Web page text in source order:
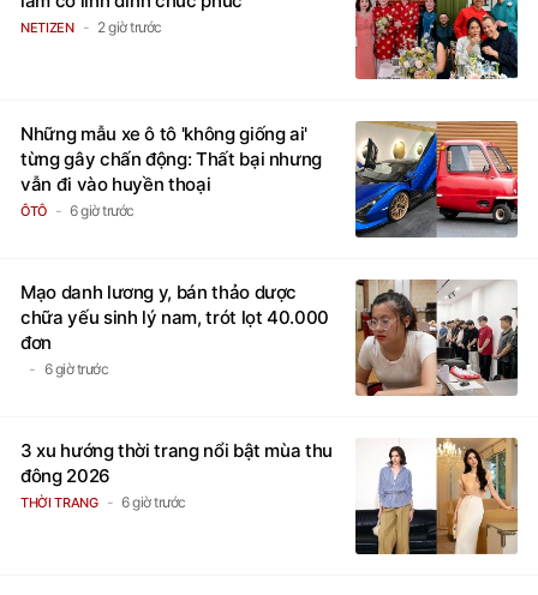
NETIZEN 2 giờ trước
Những mẫu xe ô tô 'không giống ai'
từng gây chấn động: Thất bại nhưng
vẫn đi vào huyền thoại
ÔTÔ 6 giờ trước
Mạo danh lương y, bán thảo dược
chữa yếu sinh lý nam, trót lọt 40.000
đơn
6 giờ trước
3 xu hướng thời trang nổi bật mùa thu
đông 2026
THỜI TRANG 6 giờ trước